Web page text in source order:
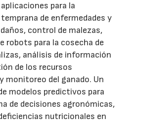
para la
de enfermedades y
control de malezas,
robots para la cosecha de
análisis de información
de los recursos
monitoreo del ganado. Un
modelos predictivos para
de decisiones agronómicas,
nutricionales en